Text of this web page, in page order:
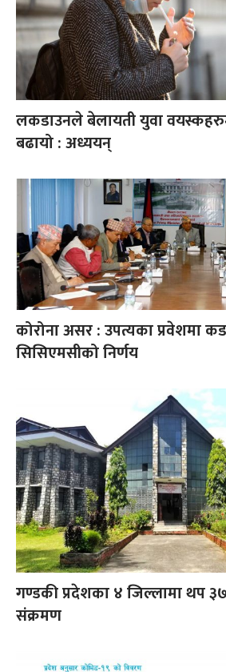
लकडाउनले बेलायती युवा
बढायो : अध्ययन्
कोरोना असर : उपत्यका प्रवेशमा
सिसिएमसीको निर्णय
गण्डकी प्रदेशका ४ जिल्लामा थप
संक्रमण